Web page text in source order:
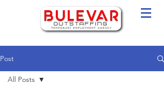
Post
All Posts